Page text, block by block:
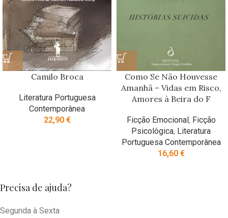
Camilo Broca
Literatura Portuguesa
Contemporânea
22,90 €
Como Se Não Houvesse
Amanhã – Vidas em Risco,
Amores à Beira do F
Ficção Emocional, Ficção
Psicológica, Literatura
Portuguesa Contemporânea
16,60 €
Precisa de ajuda?
Segunda à Sexta